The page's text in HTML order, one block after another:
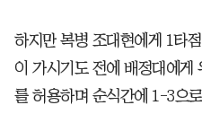
하지만 복병 조대현에게 1타
이 가시기도 전에 배정대에게
를 허용하며 순식간에 1-3으